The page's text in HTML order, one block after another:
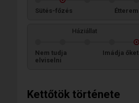
Kettőtök története
Sütés-főzés Étterem
Háziállat
Nem tudja
elviselni
Imádja őket